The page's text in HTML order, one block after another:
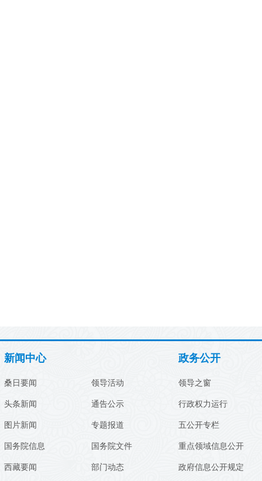
新闻中心
桑日要闻
头条新闻
图片新闻
国务院信息
西藏要闻
领导活动
通告公示
专题报道
国务院文件
部门动态
政务公开
领导之窗
行政权力运行
五公开专栏
重点领域信息公开
政府信息公开规定